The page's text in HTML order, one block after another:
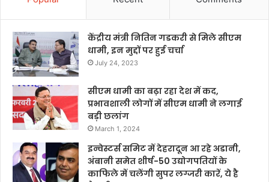
केंद्रीय मंत्री नितिन गडकरी से मिले सीएम
धामी, इन मुद्दों पर हुई चर्चा
July 24, 2023
सीएम धामी का बढ़ा रहा देश में कद,
प्रभावशाली लोगों में सीएम धामी ने लगाई
बड़ी छलांग
March 1, 2024
इन्वेस्टर्स समिट में देहरादून आ रहे अडानी,
अंबानी समेत शीर्ष-50 उद्योगपतियों के
काफिले में चलेंगी सुपर लग्जरी कारें, ये है